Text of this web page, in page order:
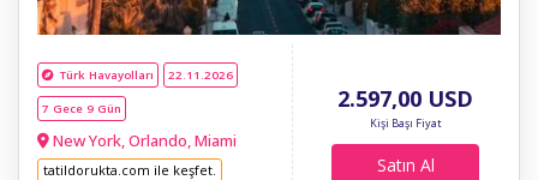
Türk Havayolları 22.11.2026
7 Gece 9 Gün
New York, Orlando, Miami
tatildorukta.com ile keşfet.
2.597,00 USD
Kişi Başı Fiyat
Satın Al